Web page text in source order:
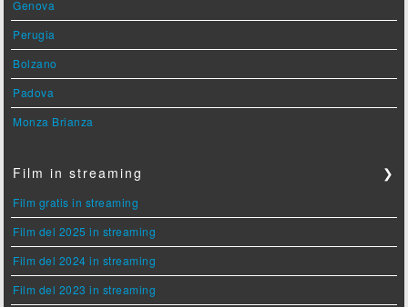
Genova
Perugia
Bolzano
Padova
Monza Brianza
Film in streaming ❯
Film gratis in streaming
Film del 2025 in streaming
Film del 2024 in streaming
Film del 2023 in streaming